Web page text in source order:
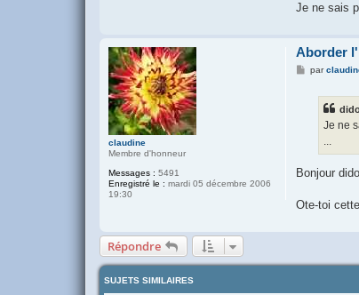
Je ne sais
claudine
Membre d'honneur
Messages : 5491
Enregistré le : mardi 05 décembre 2006
19:30
Aborder
Mpar
Je ne
...
Bonjour
Ote-toi
Répondre
SUJETS SIMILAIRES